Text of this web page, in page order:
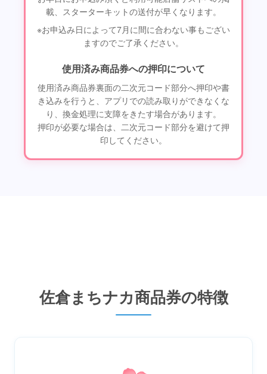
載、スターターキットの送付が早くなります。
※お申込み日によって7月に間に合わない事もござい
ますのでご了承ください。
使用済み商品券への押印について
使用済み商品券裏面の二次元コード部分へ押印や書
き込みを行うと、アプリでの読み取りができなくな
り、換金処理に支障をきたす場合があります。
押印が必要な場合は、二次元コード部分を避けて押
印してください。
佐倉まちナカ商品券の特徴